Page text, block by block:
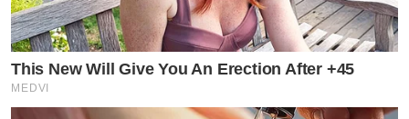
This New Will Give You An Erection After +45
MEDVI